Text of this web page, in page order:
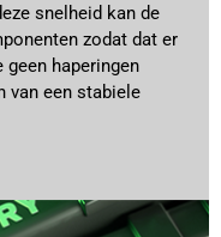
snelheid kan de
zodat dat er
haperingen
van een stabiele